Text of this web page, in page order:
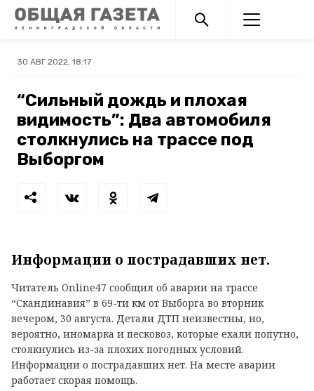
30 АВГ 2022, 18:17
“Сильный дождь и плохая
видимость”: Два автомобиля
столкнулись на трассе под
Выборгом
Информации о пострадавших нет.
Читатель Online47 сообщил об аварии на трассе
“Скандинавия” в 69-ти км от Выборга во вторник
вечером, 30 августа. Детали ДТП неизвестны, но,
вероятно, иномарка и песковоз, которые ехали попутно,
столкнулись из-за плохих погодных условий.
Информации о пострадавших нет. На месте аварии
работает скорая помощь.